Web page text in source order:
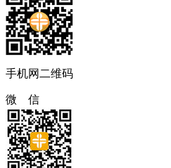
手机网二维码
微 信